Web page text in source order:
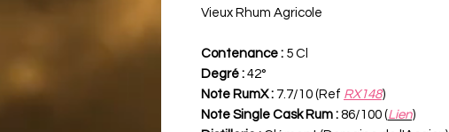
Vieux Rhum Agricole
Contenance : 5 Cl
Degré : 42°
Note RumX : 7.7/10 (Ref RX148)
Note Single Cask Rum : 86/100 (Lien)